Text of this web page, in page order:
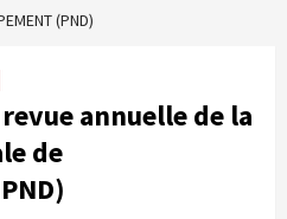
(PND)
annuelle de la
de